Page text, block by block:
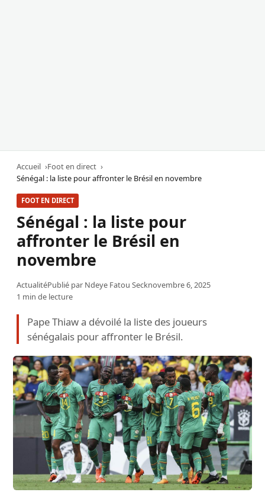
Accueil
Foot en direct
Sénégal : la liste pour affronter le Brésil en novembre
FOOT EN DIRECT
Sénégal : la liste pour
affronter le Brésil en
novembre
ActualitéPublié par Ndeye Fatou Secknovembre 6, 2025
1 min de lecture
Pape Thiaw a dévoilé la liste des joueurs
sénégalais pour affronter le Brésil.